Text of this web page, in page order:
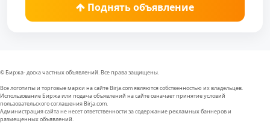
Поднять объявление
© Биржа- доска частных объявлений. Все права защищены.
Все логотипы и торговые марки на сайте Birja.com являются собственностью их владельцев.
Использование Биржа или подача объявлений на сайте означает принятие условий
пользовательского соглашения Birja.com.
Администрация сайта не несет ответственности за содержание рекламных баннеров и
размещенных объявлений.